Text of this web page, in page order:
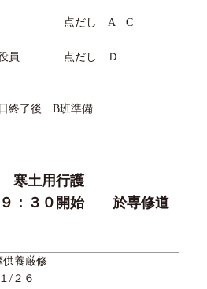
だし A
C
役員 点だし Ｄ
終了後 B班準備
寒土用行護
９ ： ３０ 開始 於専修道
養厳修
/２ ６